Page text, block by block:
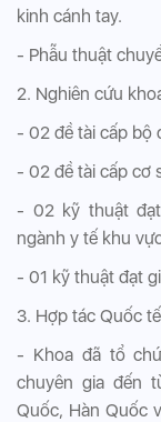
kinh cánh tay.
- Phẫu thuật
2. Nghiên cứu
- 02 đề tài cấp bộ
- 02 đề tài cấp cơ
- 02 kỹ thuật
ngành y tế khu
- 01 kỹ thuật đạt
3. Hợp tác Quốc tế
- Khoa đã tổ
chuyên gia đến
Quốc, Hàn Quốc